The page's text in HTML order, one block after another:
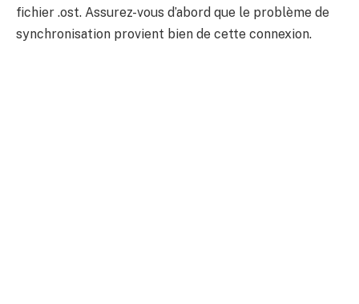
fichier .ost. Assurez-vous d’abord que le problème de
synchronisation provient bien de cette connexion.